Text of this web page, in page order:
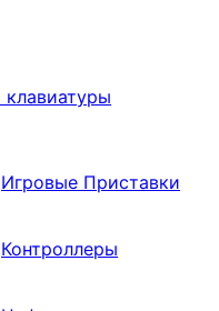
Игровые Приставки
Контроллеры